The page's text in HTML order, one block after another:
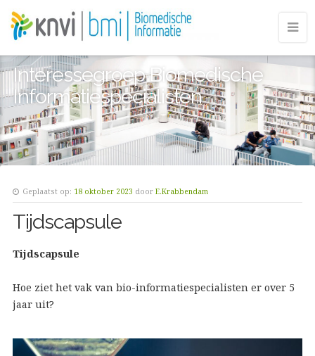
Interessegroep Biomedische
Informatiespecialisten
Geplaatst op: 18 oktober 2023 door E.Krabbendam
Tijdscapsule
Tijdscapsule
Hoe ziet het vak van bio-informatiespecialisten er over 5
jaar uit?